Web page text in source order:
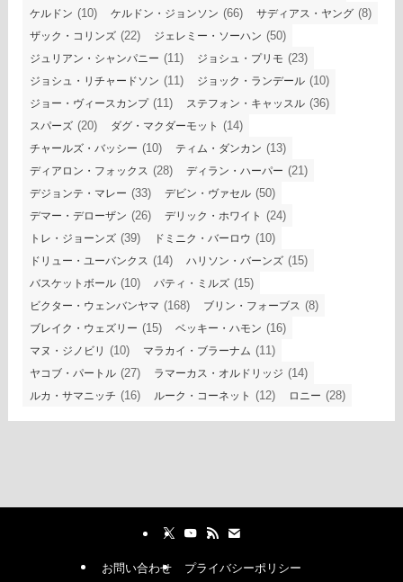
ケルドン (10) ケルドン・ジョンソン (66) サディアス・ヤング (8)
ザック・コリンズ (22) ジェレミー・ソーハン (50)
ジュリアン・シャンパニー (11) ジョシュ・プリモ (23)
ジョシュ・リチャードソン (11) ジョック・ランデール (10)
ジョー・ヴィースカンプ(11) ステフォン・キャッスル (36)
スパーズ (20) ダグ・マクダーモット (14)
チャールズ・バッシー (10) ティム・ダンカン (13)
ディアロン・フォックス (28) ディラン・ハーパー (21)
デジョンテ・マレー (33) デビン・ヴァセル (50)
デマー・デローザン (26) デリック・ホワイト (24)
トレ・ジョーンズ (39) ドミニク・バーロウ (10)
ドリュー・ユーバンクス (14) ハリソン・バーンズ (15)
バスケットボール (10) パティ・ミルズ (15)
ビクター・ウェンバンヤマ (168) ブリン・フォーブス (8)
ブレイク・ウェズリー (15) ベッキー・ハモン (16)
マヌ・ジノビリ (10) マラカイ・ブラーナム (11)
ヤコブ・パートル (27) ラマーカス・オルドリッジ (14)
ルカ・サマニッチ (16) ルーク・コーネット (12) ロニー (28)
お問い合わせ プライバシーポリシー